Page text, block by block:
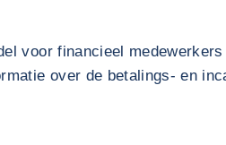
voor financieel
over de betalings- en